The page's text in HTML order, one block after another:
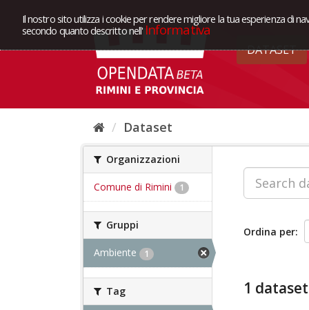
Il nostro sito utilizza i cookie per rendere migliore la tua esperienza di
secondo quanto descritto nell' Informativa
DATASET
Dataset
Organizzazioni
Comune di Rimini 1
Gruppi
Ambiente 1
Tag
Ordina per
1